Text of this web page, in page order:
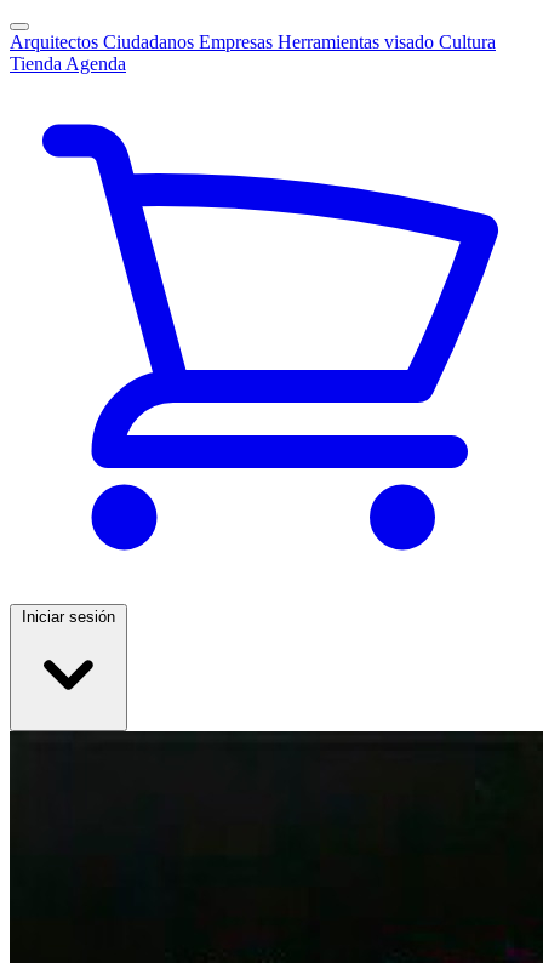
Arquitectos Ciudadanos Empresas Herramientas visado Cultura
Tienda Agenda
Iniciar sesión